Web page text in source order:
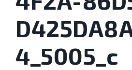
4_5005_c